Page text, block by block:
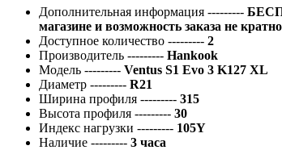
Дополнительная информация ---------
магазине и возможность заказа не
Доступное количество --------- 2
Производитель --------- Hankook
Модель --------- Ventus S1 Evo 3 K127 XL
Диаметр --------- R21
Ширина профиля --------- 315
Высота профиля --------- 30
Индекс нагрузки --------- 105Y
Наличие --------- 3 часа